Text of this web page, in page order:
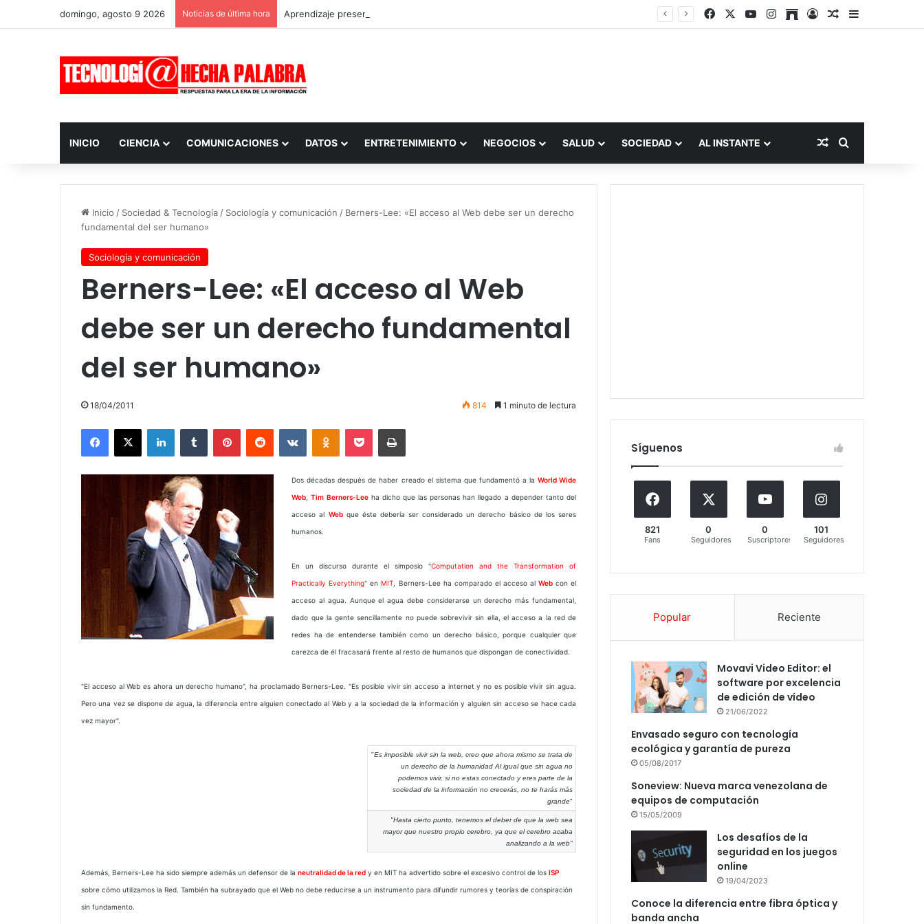
domingo, agosto 9 2026 Noticias de última hora Aprendizaje presencial vs. por internet FacebookYouTubeInstagram
ArchiveAccesoPublicación al
Barra lateral
INICIO CIENCIA COMUNICACIONES DATOS ENTRETENIMIENTO NEGOCIOS SALUD SOCIEDAD AL INSTANTE Publicación al
Buscar por
Inicio / Sociedad & Tecnología / Sociología y comunicación / Berners-Lee: «El acceso al Web debe ser un derecho
fundamental del ser humano»
Sociología y comunicación
Berners-Lee: «El acceso al Web
debe ser un derecho fundamental
del ser humano»
18/04/2011 814 1 minuto de lectura
Facebook
X LinkedInTumblr PinterestReddit VKontakteOdnoklassniki
Pocket Imprimir
Dos décadas después de haber creado el sistema que fundamentó a la World Wide
Web ,Tim Berners-Leeha dicho que las personas han llegado a depender tanto del
acceso al Webque éste debería ser considerado un derecho básico de los seres
humanos.
En un discurso durante el simposio "Computation and the Transformation of
Practically Everything" enMIT , Berners-Lee ha comparado el acceso al Webcon el
acceso al agua. Aunque el agua debe considerarse un derecho más fundamental,
dado que la gente sencillamente no puede sobrevivir sin ella, el acceso a la red de
redes ha de entenderse también como un derecho básico, porque cualquier que
carezca de él fracasará frente al resto de humanos que dispongan de conectividad.
"El acceso al Web es ahora un derecho humano", ha proclamado Berners-Lee. "Es posible vivir sin acceso a internet y no es posible vivir sin agua.
Pero una vez se dispone de agua, la diferencia entre alguien conectado al Web y a la sociedad de la información y alguien sin acceso se hace cada
vez mayor".
"Es imposible vivir sin la web, creo que ahora mismo se trata de
un derecho de la humanidad Al igual que sin agua no
podemos vivir, si no estas conectado y eres parte de la
sociedad de la información no crecerás, no te harás más
grande"
"Hasta cierto punto, tenemos el deber de que la web sea
mayor que nuestro propio cerebro, ya que el cerebro acaba
analizando a la web"
Además, Berners-Lee ha sido siempre además un defensor de la neutralidad de la red y en MIT ha advertido sobre el excesivo control de los ISP
sobre cómo utilizamos la Red. También ha subrayado que el Web no debe reducirse a un instrumento para difundir rumores y teorías de conspiración
sin fundamento.
Síguenos
821
Fans
0
Seguidores
0
Suscriptores
101
Seguidores
Popular Reciente
Movavi Video Editor: el
software por excelencia
de edición de vídeo
21/06/2022
Envasado seguro con tecnología
ecológica y garantía de pureza
05/08/2017
Soneview: Nueva marca venezolana de
equipos de computación
15/05/2009
Los desafíos de la
seguridad en los juegos
online
19/04/2023
Conoce la diferencia entre fibra óptica y
banda ancha